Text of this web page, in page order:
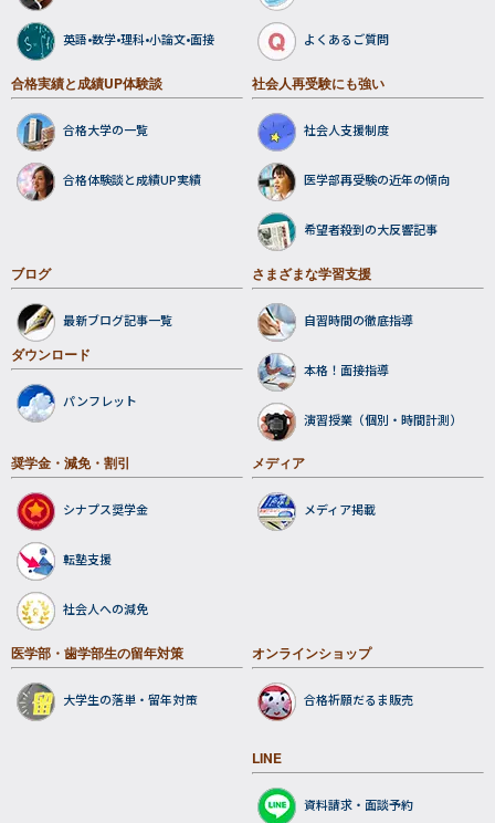
英語•数学•理科•小論文•面接 よくあるご質問
合格実績と成績UP体験談
合格大学の一覧
合格体験談と成績UP実績
社会人再受験にも強い
社会人支援制度
医学部再受験の近年の傾向
希望者殺到の大反響記事
ブログ
最新ブログ記事一覧
ダウンロード
パンフレット
さまざまな学習支援
自習時間の徹底指導
本格！面接指導
演習授業（個別・時間計測）
奨学金・減免・割引
シナプス奨学金
転塾支援
社会人への減免
メディア
メディア掲載
医学部・歯学部生の留年対策
大学生の落単・留年対策
オンラインショップ
合格祈願だるま販売
LINE
資料請求・面談予約